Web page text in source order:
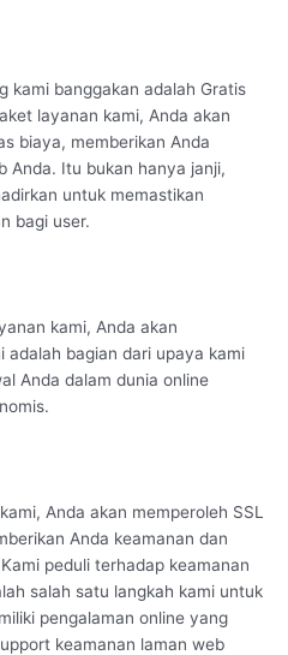
kami banggakan adalah Gratis
layanan kami, Anda akan
biaya, memberikan Anda
Anda. Itu bukan hanya janji,
untuk memastikan
bagi user.
kami, Anda akan
adalah bagian dari upaya kami
Anda dalam dunia online
Anda akan memperoleh SSL
Anda keamanan dan
peduli terhadap keamanan
salah satu langkah kami untuk
pengalaman online yang
keamanan laman web